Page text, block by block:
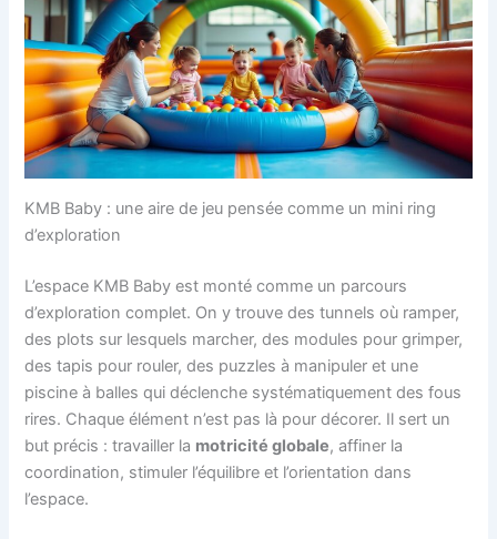
KMB Baby : une aire de jeu pensée comme un mini ring
d’exploration
L’espace KMB Baby est monté comme un parcours
d’exploration complet. On y trouve des tunnels où ramper,
des plots sur lesquels marcher, des modules pour grimper,
des tapis pour rouler, des puzzles à manipuler et une
piscine à balles qui déclenche systématiquement des fous
rires. Chaque élément n’est pas là pour décorer. Il sert un
but précis : travailler la motricité globale, affiner la
coordination, stimuler l’équilibre et l’orientation dans
l’espace.